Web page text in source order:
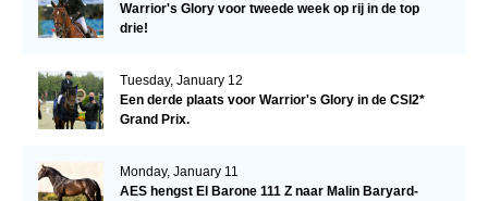
Warrior's Glory voor tweede week op rij in de top
drie!
Tuesday, January 12
Een derde plaats voor Warrior's Glory in de CSI2*
Grand Prix.
Monday, January 11
AES hengst El Barone 111 Z naar Malin Baryard-